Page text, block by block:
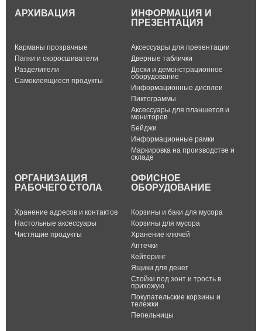
АРХИВАЦИЯ
Карманы прозрачные
Папки и скоросшиватели
Разделители
Самоклеящиеся продукты
ИНФОРМАЦИЯ И
ПРЕЗЕНТАЦИЯ
Аксессуары для презентации
Дверные таблички
Доски и демонстрационное
оборудование
Информационные дисплеи
Пиктограммы
Аксессуары для планшетов и
мониторов
Бейджи
Информационные рамки
Маркировка на производстве и
складе
ОРГАНИЗАЦИЯ
РАБОЧЕГО СТОЛА
Хранение адресов и контактов
Настольные аксессуары
Чистящие продукты
ОФИСНОЕ
ОБОРУДОВАНИЕ
Корзины и баки для мусора
Корзины для мусора
Хранение ключей
Аптечки
Кейтеринг
Ящики для денег
Стойки под зонт и трость в
прихожую
Покупательские корзины и
тележки
Пепельницы